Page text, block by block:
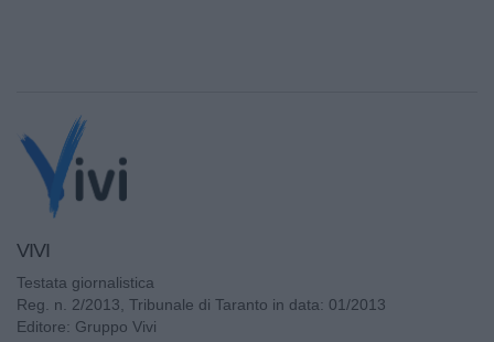
VIVI
Testata giornalistica
Reg. n. 2/2013, Tribunale di Taranto in data: 01/2013
Editore: Gruppo Vivi